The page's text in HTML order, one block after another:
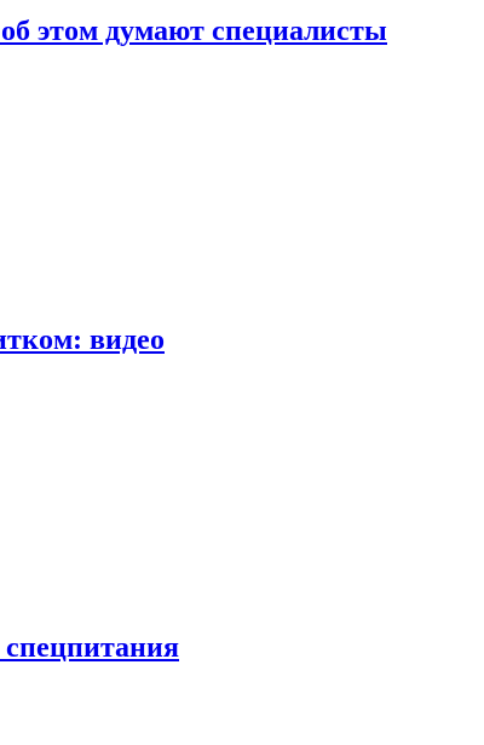
этом думают специалисты
видео
спецпитания